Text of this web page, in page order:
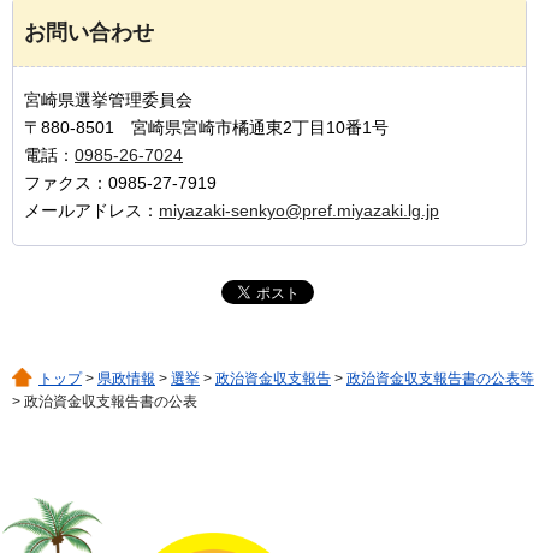
お問い合わせ
宮崎県選挙管理委員会
〒880-8501 宮崎県宮崎市橘通東2丁目10番1号
電話： 0985-26-7024
ファクス：0985-27-7919
メールアドレス： miyazaki-senkyo@pref.miyazaki.lg.jp
トップ> 県政情報 > 選挙 > 政治資金収支報告 > 政治資金収支報告書の公表等
> 政治資金収支報告書の公表